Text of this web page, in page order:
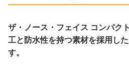
ザ・ノース・フェイス コンパク
工と防水性を持つ素材を採用し
す。